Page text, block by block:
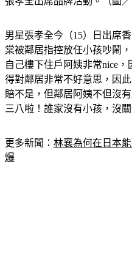
棠被鄰居指控放任小孩吵鬧
自己樓下住戶阿姨非常nice，
得對鄰居非常不好意思，因
賠不是，但鄰居阿姨不但沒
三八啦！誰家沒有小孩，沒
爆